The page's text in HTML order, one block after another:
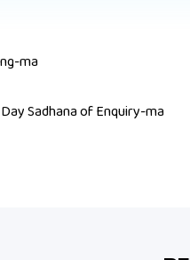
ma
Sadhana of Enquiry-ma